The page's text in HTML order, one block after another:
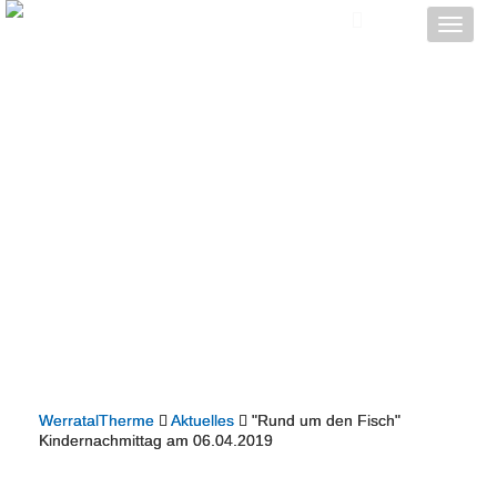
Toggle
WerratalTherme Aktuelles
"Rund um den Fisch"
Kindernachmittag am 06.04.2019